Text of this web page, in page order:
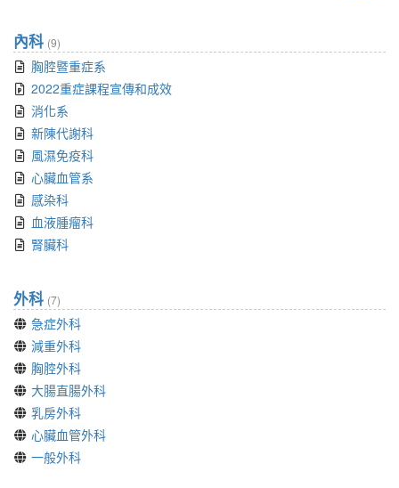
內科 (9)
胸腔暨重症系
2022重症課程宣傳和成效
消化系
新陳代謝科
風濕免疫科
心臟血管系
感染科
血液腫瘤科
腎臟科
外科 (7)
急症外科
減重外科
胸腔外科
大腸直腸外科
乳房外科
心臟血管外科
一般外科